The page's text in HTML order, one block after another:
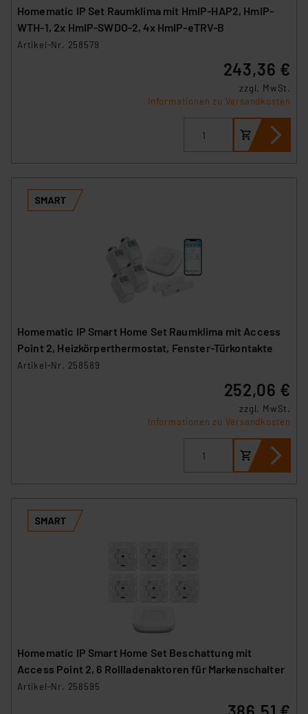
Homematic IP Set Raumklima mit HmIP-HAP2, HmIP-
WTH-1, 2x HmIP-SWDO-2, 4x HmIP-eTRV-B
Artikel-Nr. 258579
243,36 €
zzgl. MwSt.
Informationen zu Versandkosten
Homematic IP Smart Home Set Raumklima mit Access
Point 2, Heizkörperthermostat, Fenster-Türkontakte
Artikel-Nr. 258589
252,06 €
zzgl. MwSt.
Informationen zu Versandkosten
Homematic IP Smart Home Set Beschattung mit
Access Point 2, 6 Rollladenaktoren für Markenschalter
Artikel-Nr. 258595